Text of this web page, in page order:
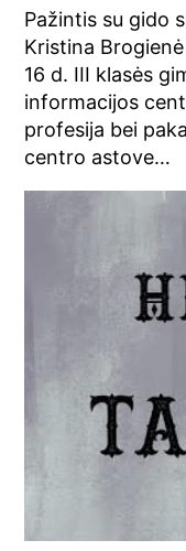
Pažintis su gido
Kristina
16 d. III klasės
informacijos
profesija bei
centro astove…